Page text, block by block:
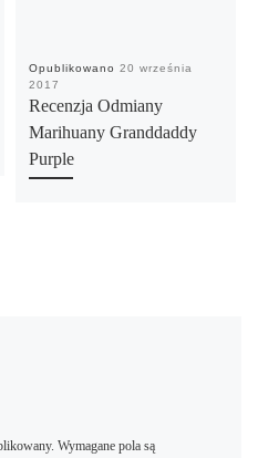
Opublikowano 20 września
2017
Recenzja Odmiany
Marihuany Granddaddy
Purple
Wymagane pola są